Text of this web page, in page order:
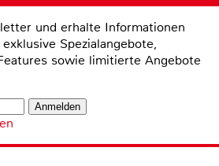
und erhalte Informationen
Spezialangebote,
sowie limitierte Angebote